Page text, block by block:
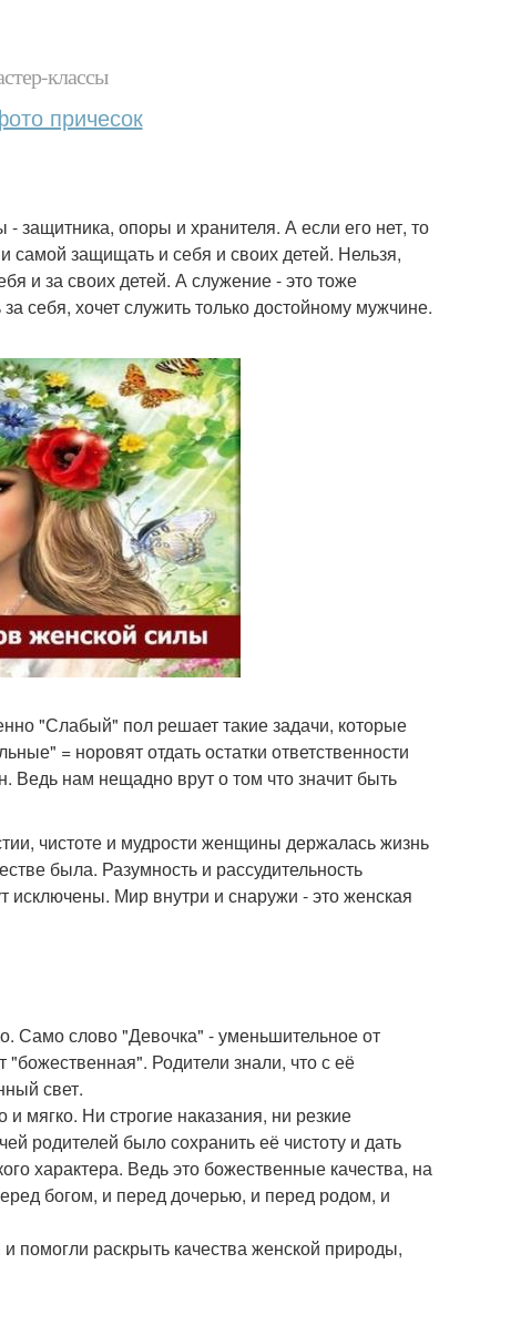
классы
причесок
защитника, опоры и хранителя. А если его нет, то
защищать и себя и своих детей. Нельзя,
и за своих детей. А служение - это тоже
себя, хочет служить только достойному мужчине.
"Слабый" пол решает такие задачи, которые
= норовят отдать остатки ответственности
Ведь нам нещадно врут о том что значит быть
чистоте и мудрости женщины держалась жизнь
была. Разумность и рассудительность
исключены. Мир внутри и снаружи - это женская
Само слово "Девочка" - уменьшительное от
Родители знали, что с её
свет.
мягко. Ни строгие наказания, ни резкие
родителей было сохранить её чистоту и дать
характера. Ведь это божественные качества, на
богом, и перед дочерью, и перед родом, и
помогли раскрыть качества женской природы,